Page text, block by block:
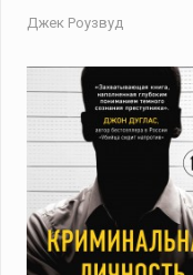
Джек Роузвуд